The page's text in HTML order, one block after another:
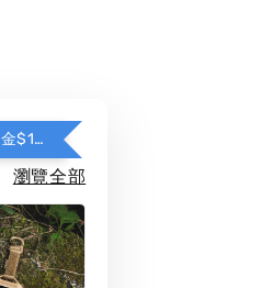
暖爐安全防護｜一氧化碳偵測器加購送回饋金$100
瀏覽全部